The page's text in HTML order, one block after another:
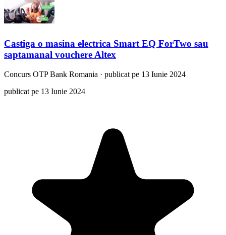
Castiga o masina electrica Smart EQ ForTwo sau
saptamanal vouchere Altex
Concurs OTP Bank Romania · publicat pe 13 Iunie 2024
publicat pe 13 Iunie 2024